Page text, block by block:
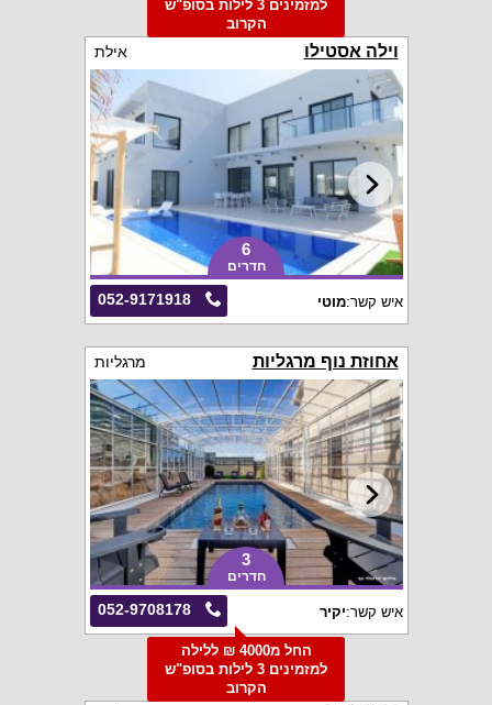
למזמינים 3 לילות בסופ"ש
הקרוב
וילה אסטילו אילת
6
חדרים
052-9171918 איש קשר:מוטי
אחוזת נוף מרגליות מרגליות
3
חדרים
052-9708178 איש קשר:יקיר
החל מ4000 ₪ ללילה
למזמינים 3 לילות בסופ"ש
הקרוב